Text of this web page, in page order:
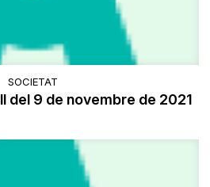
SOCIETAT
del 9 de novembre de 2021